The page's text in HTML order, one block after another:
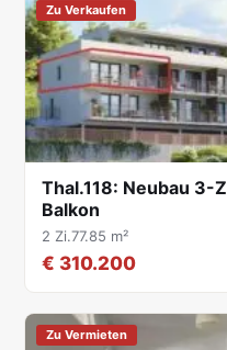
Zu Verkaufen
Thal.118: Neubau
Balkon
2 Zi.77.85 m²
€ 310.200
Zu Vermieten